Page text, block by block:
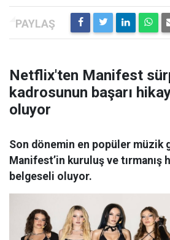
Netflix'ten Manifest
kadrosunun başarı
oluyor
Son dönemin en popüler müzik
Manifest’in kuruluş ve tırmanış
belgeseli oluyor.